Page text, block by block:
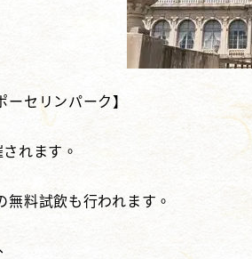
セリンパーク】
れます。
料試飲も行われます。